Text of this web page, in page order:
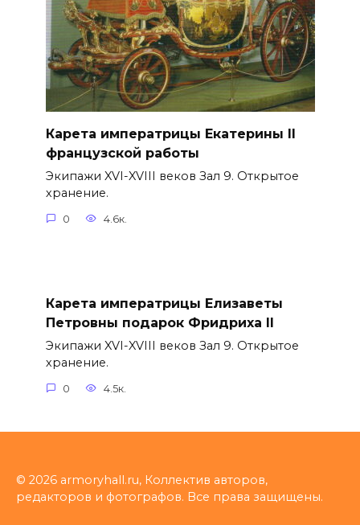
Карета императрицы Екатерины II
французской работы
Экипажи XVI-XVIII веков Зал 9. Открытое
хранение.
0 4.6к.
Карета императрицы Елизаветы
Петровны подарок Фридриха II
Экипажи XVI-XVIII веков Зал 9. Открытое
хранение.
0 4.5к.
© 2026 armoryhall.ru, Коллектив авторов,
редакторов и фотографов. Все права защищены.